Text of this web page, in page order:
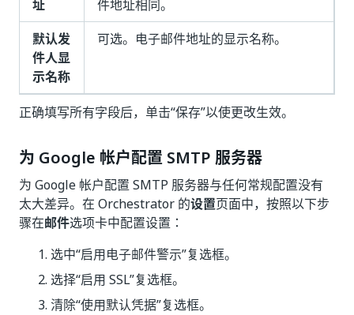
址
件地址相同。
默认发
件人显
示名称
可选。电子邮件地址的显示名称。
正确填写所有字段后，单击“保存”以使更改生效。
为 Google 帐户配置 SMTP 服务器
为 Google 帐户配置 SMTP 服务器与任何常规配置没有
太大差异。在 Orchestrator 的设置页面中，按照以下步
骤在邮件选项卡中配置设置：
选中“启用电子邮件警示”复选框。
选择“启用 SSL”复选框。
清除“使用默认凭据”复选框。